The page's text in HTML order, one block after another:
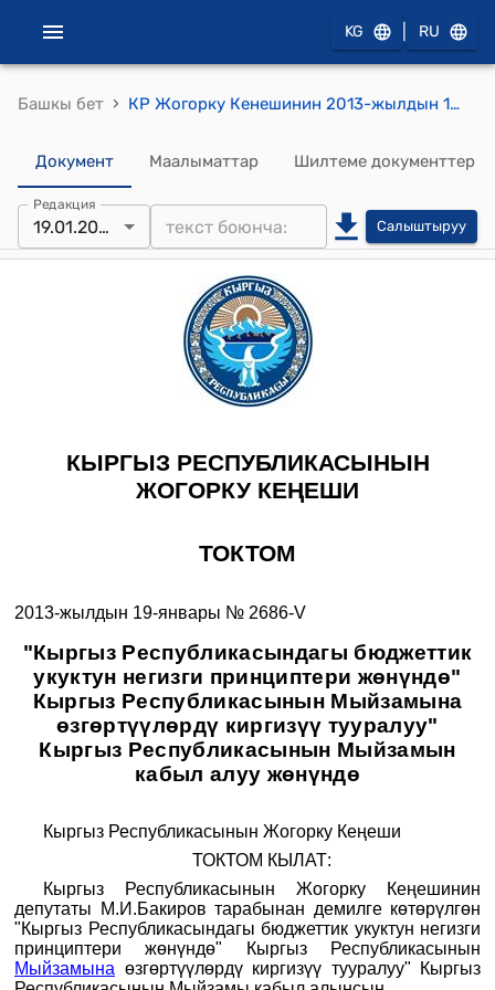
KG RU
Башкы бет › КР Жогорку Кенешинин 2013-жылдын 19-январындагы № 2686-V "Кыргыз Республикасындагы бюджеттик укуктун негизги принциптери жөнүндө" Кыргыз Республикасынын Мыйзамына өзгөртүүлөрдү киргизүү тууралуу" Кыргыз Республикасынын Мыйзамын кабыл алуу жөнүндө" токтому
Документ Маалыматтар Шилтеме документтер
Редакция
19.01.2013 Салыштыруу